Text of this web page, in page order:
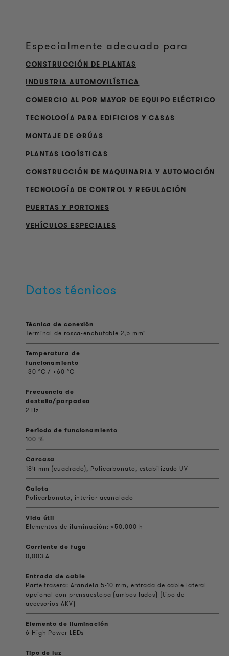
Especialmente adecuado para
CONSTRUCCIÓN DE PLANTAS
INDUSTRIA AUTOMOVILÍSTICA
COMERCIO AL POR MAYOR DE EQUIPO ELÉCTRICO
TECNOLOGÍA PARA EDIFICIOS Y CASAS
MONTAJE DE GRÚAS
PLANTAS LOGÍSTICAS
CONSTRUCCIÓN DE MAQUINARIA Y AUTOMOCIÓN
TECNOLOGÍA DE CONTROL Y REGULACIÓN
PUERTAS Y PORTONES
VEHÍCULOS ESPECIALES
Datos técnicos
Técnica de conexión
Terminal de rosca-enchufable 2,5 mm²
Temperatura de
funcionamiento
-30 °C / +60 °C
Frecuencia de
destello/parpadeo
2 Hz
Período de funcionamiento
100 %
Carcasa
184 mm (cuadrado), Policarbonato, estabilizado UV
Calota
Policarbonato, interior acanalado
Vida útil
Elementos de iluminación: >50.000 h
Corriente de fuga
0,003 A
Entrada de cable
Parte trasera: Arandela 5-10 mm, entrada de cable lateral
opcional con prensaestopa (ambos lados) (tipo de
accesorios AKV)
Elemento de iluminación
6 High Power LEDs
Tipo de luz